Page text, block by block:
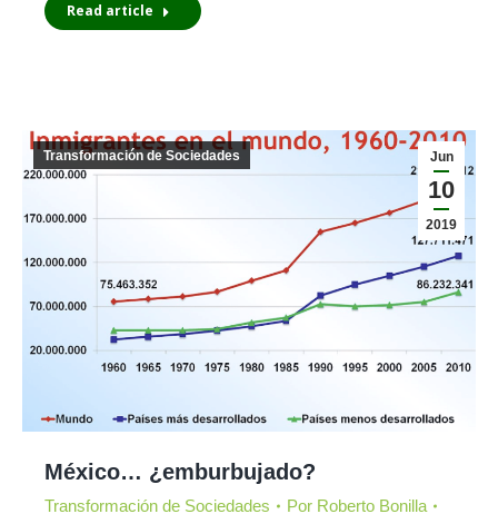
Read article
Jun
10
2019
Transformación de Sociedades
México… ¿emburbujado?
Transformación de Sociedades Por Roberto Bonilla